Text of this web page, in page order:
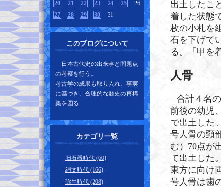
20
21 22 23 24 25
26
27
28 29 30 31
このブログについて
日本古代史の出来事と問題点
の考察を行う。
考古学の成果も取り入れ、事実
に基づき、合理的な歴史の再構
築を図る
カテゴリ一覧
旧石器時代 (60)
縄文時代 (166)
弥生時代 (208)
出土したこ
着した状態
枚の小札を
石を下げて
る。「甲を
人骨
合計４名
前後の幼児
で出土した
号人骨の頸
む）70点が
て出土した
東方に向け
号人骨は歯